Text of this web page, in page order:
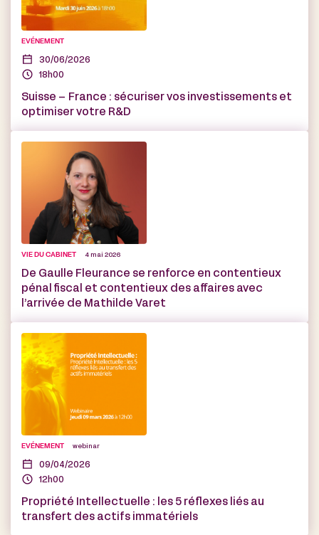
EVÉNEMENT
30/06/2026
18h00
Suisse – France : sécuriser vos investissements et
optimiser votre R&D
VIE DU CABINET 4 mai 2026
De Gaulle Fleurance se renforce en contentieux
pénal fiscal et contentieux des affaires avec
l’arrivée de Mathilde Varet
EVÉNEMENT webinar
09/04/2026
12h00
Propriété Intellectuelle : les 5 réflexes liés au
transfert des actifs immatériels